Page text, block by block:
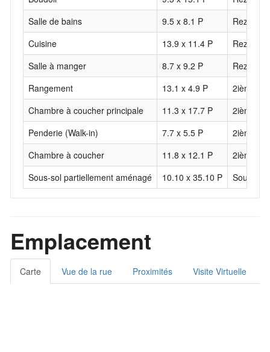
Salle de bains
9.5 x 8.1 P
Rez-de-
Cuisine
13.9 x 11.4 P
Rez-de-
Salle à manger
8.7 x 9.2 P
Rez-de-
Rangement
13.1 x 4.9 P
2ième
Chambre à coucher principale
11.3 x 17.7 P
2ième
Penderie (Walk-in)
7.7 x 5.5 P
2ième
Chambre à coucher
11.8 x 12.1 P
2ième
Sous-sol partiellement aménagé
10.10 x 35.10 P Sous-sol
Emplacement
Carte Vue de la rue Proximités Visite Virtuelle